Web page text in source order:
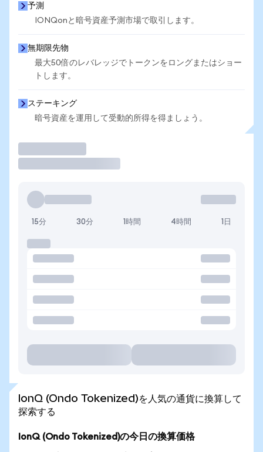
予測
IONQonと暗号資産予測市場で取引します。
無期限先物
最大50倍のレバレッジでトークンをロングまたはショー
トします。
ステーキング
暗号資産を運用して受動的所得を得ましょう。
15分 30分 1時間 4時間 1日
IonQ (Ondo Tokenized)を人気の通貨に換算して
探索する
IonQ (Ondo Tokenized)の今日の換算価格